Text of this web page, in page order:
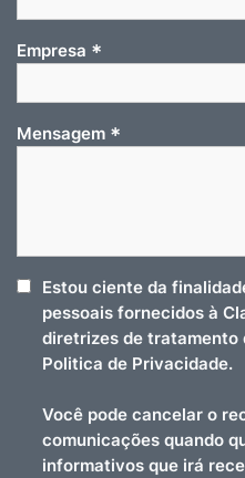
Empresa *
Mensagem *
Estou ciente da
pessoais fornecidos à
diretrizes de tratamento
Politica de Privacidade.
Você pode cancelar o
comunicações quando
informativos que irá